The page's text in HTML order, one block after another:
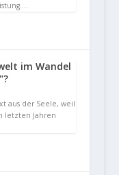
im Wandel
aus der Seele, weil
letzten Jahren